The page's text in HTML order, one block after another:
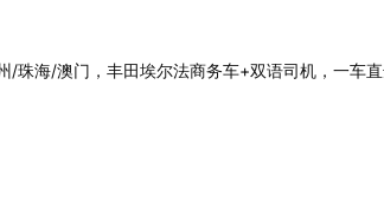
海/澳门，丰田埃尔法商务车+双语司机，一车直